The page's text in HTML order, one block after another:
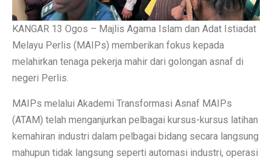
KANGAR 13 Ogos – Majlis Agama Islam dan Adat Istiadat
Melayu Perlis (MAIPs) memberikan fokus kepada
melahirkan tenaga pekerja mahir dari golongan asnaf di
negeri Perlis.
MAIPs melalui Akademi Transformasi Asnaf MAIPs
(ATAM) telah menganjurkan pelbagai kursus-kursus latihan
kemahiran industri dalam pelbagai bidang secara langsung
mahupun tidak langsung seperti automasi industri, operasi